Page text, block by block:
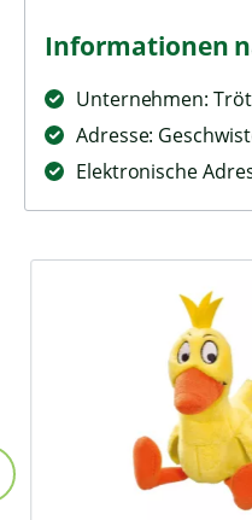
Informationen
Unternehmen:
Adresse:
Elektronische